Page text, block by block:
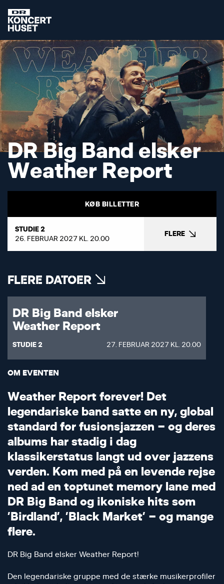
DRBig Band elsker
Weather Report
KØB BILLETTER
STUDIE 2
26. FEBRUAR 2027 KL. 20.00
FLERE
FLERE DATOER
DR Big Band elsker
Weather Report
STUDIE 2 27. FEBRUAR 2027 KL. 20.00
OM EVENTEN
Weather Report forever! Det
legendariske band satte en ny, global
standard for fusionsjazzen – og deres
albums har stadig i dag
klassikerstatus langt ud over jazzens
verden. Kom med på en levende rejse
ned ad en toptunet memory lane med
DR Big Band og ikoniske hits som
’Birdland’, ’Black Market’ – og mange
flere.
DR Big Band elsker Weather Report!
Den legendariske gruppe med de stærke musikerprofiler